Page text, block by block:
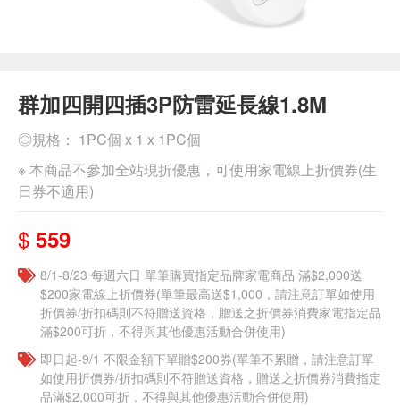
群加四開四插3P防雷延長線1.8M
◎規格： 1PC個 x 1 x 1PC個
※ 本商品不參加全站現折優惠，可使用家電線上折價券(生
日券不適用)
$ 559
8/1-8/23 每週六日 單筆購買指定品牌家電商品 滿$2,000送
$200家電線上折價券(單筆最高送$1,000，請注意訂單如使用
折價券/折扣碼則不符贈送資格，贈送之折價券消費家電指定品
滿$200可折，不得與其他優惠活動合併使用)
即日起-9/1 不限金額下單贈$200券(單筆不累贈，請注意訂單
如使用折價券/折扣碼則不符贈送資格，贈送之折價券消費指定
品滿$2,000可折，不得與其他優惠活動合併使用)